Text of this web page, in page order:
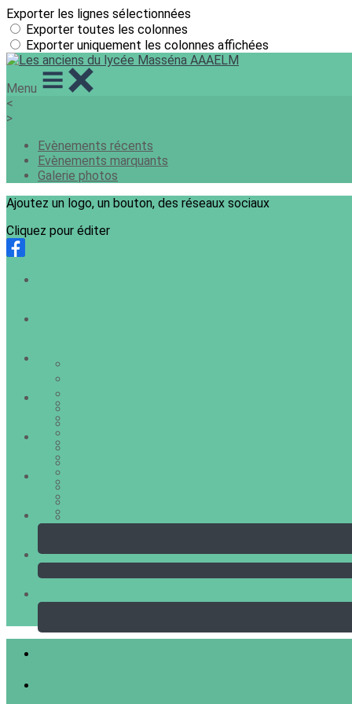
Exporter les lignes sélectionnées
Exporter toutes les colonnes
Exporter uniquement les colonnes affichées
Menu
<
>
Evènements récents
Evènements marquants
Galerie photos
Ajoutez un logo, un bouton, des réseaux sociaux
Cliquez pour éditer